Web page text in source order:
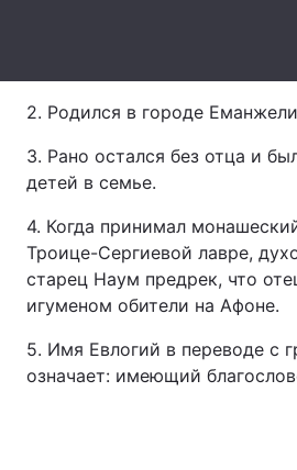
Лонгріди
Відео з Youtube
Інтерв'ю
Архів
Послуги
2. Родился в городе
3. Рано остался без отца и
детей в семье.
4. Когда принимал
Троице-Сергиевой лавре,
старец Наум предрек, что
игуменом обители на Афоне.
5. Имя Евлогий в переводе с
означает: имеющий